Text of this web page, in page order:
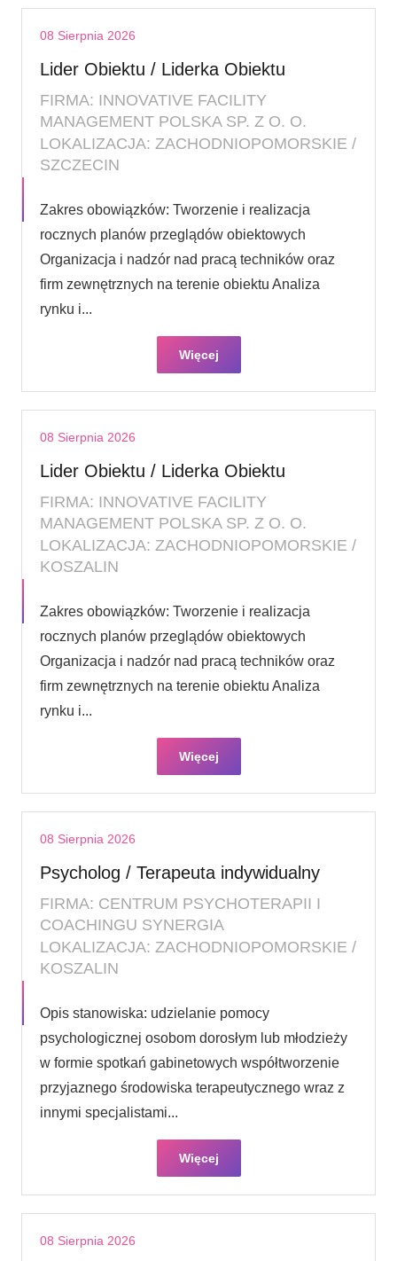
08 Sierpnia 2026
Lider Obiektu / Liderka Obiektu
FIRMA: INNOVATIVE FACILITY
MANAGEMENT POLSKA SP. Z O. O.
LOKALIZACJA: ZACHODNIOPOMORSKIE /
SZCZECIN
Zakres obowiązków: Tworzenie i realizacja
rocznych planów przeglądów obiektowych
Organizacja i nadzór nad pracą techników oraz
firm zewnętrznych na terenie obiektu Analiza
rynku i...
Więcej
08 Sierpnia 2026
Lider Obiektu / Liderka Obiektu
FIRMA: INNOVATIVE FACILITY
MANAGEMENT POLSKA SP. Z O. O.
LOKALIZACJA: ZACHODNIOPOMORSKIE /
KOSZALIN
Zakres obowiązków: Tworzenie i realizacja
rocznych planów przeglądów obiektowych
Organizacja i nadzór nad pracą techników oraz
firm zewnętrznych na terenie obiektu Analiza
rynku i...
Więcej
08 Sierpnia 2026
Psycholog / Terapeuta indywidualny
FIRMA: CENTRUM PSYCHOTERAPII I
COACHINGU SYNERGIA
LOKALIZACJA: ZACHODNIOPOMORSKIE /
KOSZALIN
Opis stanowiska: udzielanie pomocy
psychologicznej osobom dorosłym lub młodzieży
w formie spotkań gabinetowych współtworzenie
przyjaznego środowiska terapeutycznego wraz z
innymi specjalistami...
Więcej
08 Sierpnia 2026